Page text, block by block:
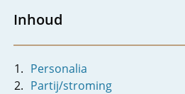
Inhoud
Personalia
Partij/stroming